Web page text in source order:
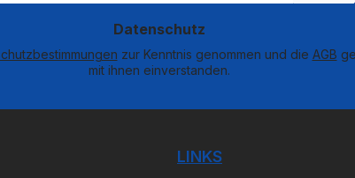
Datenschutz
zur Kenntnis genommen und die AGB
mit ihnen einverstanden.
LINKS